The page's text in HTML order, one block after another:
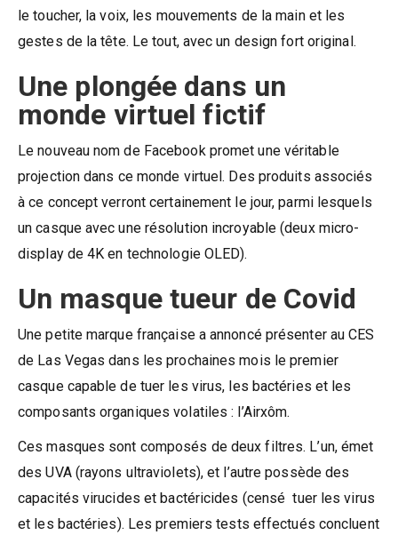
le toucher, la voix, les mouvements de la main et les
gestes de la tête. Le tout, avec un design fort original.
Une plongée dans un
monde virtuel fictif
Le nouveau nom de Facebook promet une véritable
projection dans ce monde virtuel. Des produits associés
à ce concept verront certainement le jour, parmi lesquels
un casque avec une résolution incroyable (deux micro-
display de 4K en technologie OLED).
Un masque tueur de Covid
Une petite marque française a annoncé présenter au CES
de Las Vegas dans les prochaines mois le premier
casque capable de tuer les virus, les bactéries et les
composants organiques volatiles : l’Airxôm.
Ces masques sont composés de deux filtres. L’un, émet
des UVA (rayons ultraviolets), et l’autre possède des
capacités virucides et bactéricides (censé tuer les virus
et les bactéries). Les premiers tests effectués concluent